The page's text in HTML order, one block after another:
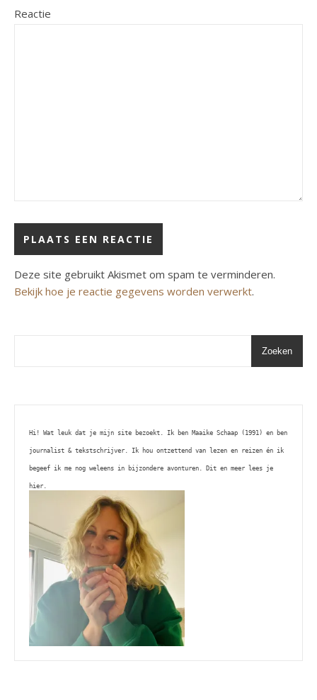
Reactie
Deze site gebruikt Akismet om spam te verminderen.
Bekijk hoe je reactie gegevens worden verwerkt.
Zoeken
Hi! Wat leuk dat je mijn site bezoekt. Ik ben Maaike Schaap (1991) en ben
journalist & tekstschrijver. Ik hou ontzettend van lezen en reizen én ik
begeef ik me nog weleens in bijzondere avonturen. Dit en meer lees je
hier.